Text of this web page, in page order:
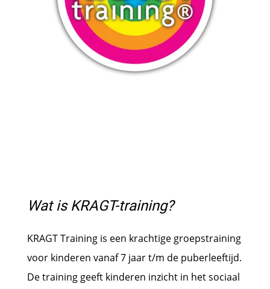
Wat is KRAGT-training?
KRAGT Training is een krachtige groepstraining
voor kinderen vanaf 7 jaar t/m de puberleeftijd.
De training geeft kinderen inzicht in het sociaal